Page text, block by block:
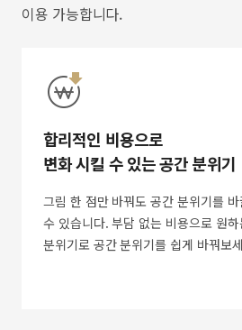
이용 가능합니다.
합리적인 비용으로
변화 시킬 수 있는 공간 분위기
그림 한 점만 바꿔도 공간 분위기를 바
수 있습니다. 부담 없는 비용으로 원하
분위기로 공간 분위기를 쉽게 바꿔보